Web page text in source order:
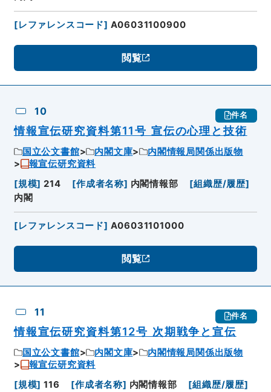
[レファレンスコード] A06031100900
閲覧
10 件名
情報宣伝研究資料第11号 宣伝の心理と技術
国立公文書館 内閣文庫
内閣情報局関係出版物
報宣伝研究資料
[規模] 214 [作成者名称] 内閣情報部 [組織歴/履歴]
内閣
[レファレンスコード] A06031101000
閲覧
11 件名
情報宣伝研究資料第12号 次期戦争と宣伝
国立公文書館 内閣文庫
内閣情報局関係出版物
報宣伝研究資料
[規模] 116 [作成者名称] 内閣情報部 [組織歴/履歴]